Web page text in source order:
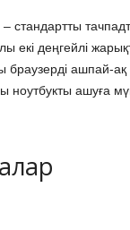
екі деңгейлі
ашпай-ақ
ашуға